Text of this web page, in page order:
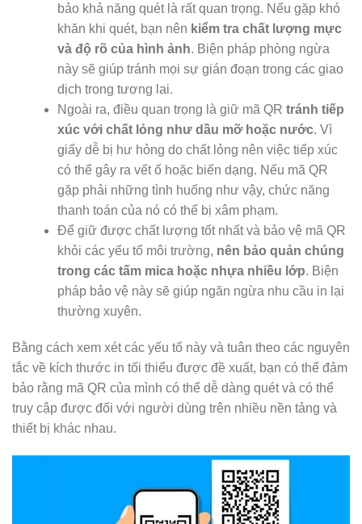
bảo khả năng quét là rất quan trọng. Nếu gặp khó
khăn khi quét, bạn nên kiểm tra chất lượng mực
và độ rõ của hình ảnh. Biện pháp phòng ngừa
này sẽ giúp tránh mọi sự gián đoạn trong các giao
dịch trong tương lai.
Ngoài ra, điều quan trọng là giữ mã QR tránh tiếp
xúc với chất lỏng như dầu mỡ hoặc nước. Vì
giấy dễ bị hư hỏng do chất lỏng nên việc tiếp xúc
có thể gây ra vết ố hoặc biến dạng. Nếu mã QR
gặp phải những tình huống như vậy, chức năng
thanh toán của nó có thể bị xâm phạm.
Để giữ được chất lượng tốt nhất và bảo vệ mã QR
khỏi các yếu tố môi trường, nên bảo quản chúng
trong các tấm mica hoặc nhựa nhiều lớp. Biện
pháp bảo vệ này sẽ giúp ngăn ngừa nhu cầu in lại
thường xuyên.
Bằng cách xem xét các yếu tố này và tuân theo các nguyên
tắc về kích thước in tối thiểu được đề xuất, bạn có thể đảm
bảo rằng mã QR của mình có thể dễ dàng quét và có thể
truy cập được đối với người dùng trên nhiều nền tảng và
thiết bị khác nhau.